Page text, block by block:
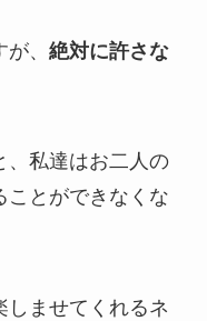
、 絶対に許さな
、私達はお二人の
ことができなくな
しませてくれるネ